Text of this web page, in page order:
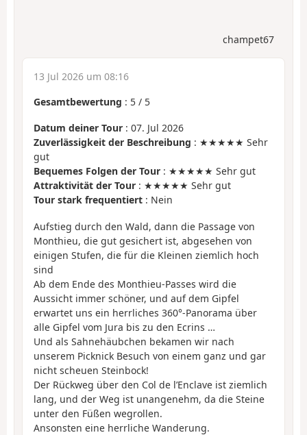
champet67
13 Jul 2026 um 08:16
Gesamtbewertung : 5 / 5
Datum deiner Tour : 07. Jul 2026
Zuverlässigkeit der Beschreibung : ★★★★★ Sehr
gut
Bequemes Folgen der Tour : ★★★★★ Sehr gut
Attraktivität der Tour : ★★★★★ Sehr gut
Tour stark frequentiert : Nein
Aufstieg durch den Wald, dann die Passage von
Monthieu, die gut gesichert ist, abgesehen von
einigen Stufen, die für die Kleinen ziemlich hoch
sind
Ab dem Ende des Monthieu-Passes wird die
Aussicht immer schöner, und auf dem Gipfel
erwartet uns ein herrliches 360°-Panorama über
alle Gipfel vom Jura bis zu den Ecrins …
Und als Sahnehäubchen bekamen wir nach
unserem Picknick Besuch von einem ganz und gar
nicht scheuen Steinbock!
Der Rückweg über den Col de l’Enclave ist ziemlich
lang, und der Weg ist unangenehm, da die Steine
unter den Füßen wegrollen.
Ansonsten eine herrliche Wanderung.